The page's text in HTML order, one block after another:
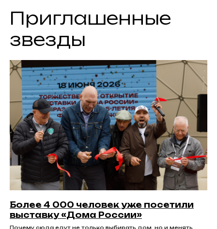
Приглашенные
звезды
Более 4 000 человек уже посетили
выставку «Дома России»
Почему сюда едут не только выбирать дом, но и менять